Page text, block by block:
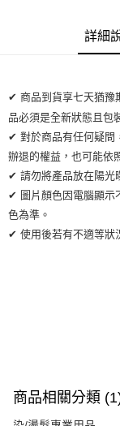
全家取貨付款
每筆NT$65，滿
7-11取貨付款
每筆NT$65，滿
宅配
每筆NT$100，滿
詳細
✔ 商品到貨享七天猶豫
品必須是全新狀態且包
✔ 對於商品有任何疑問
辦退的權益，也可能依
✔ 請勿將產品放在陽光
✔ 圖片顏色因電腦顯示
色為準。
✔ 使用後若有不適等狀
商品相關分類